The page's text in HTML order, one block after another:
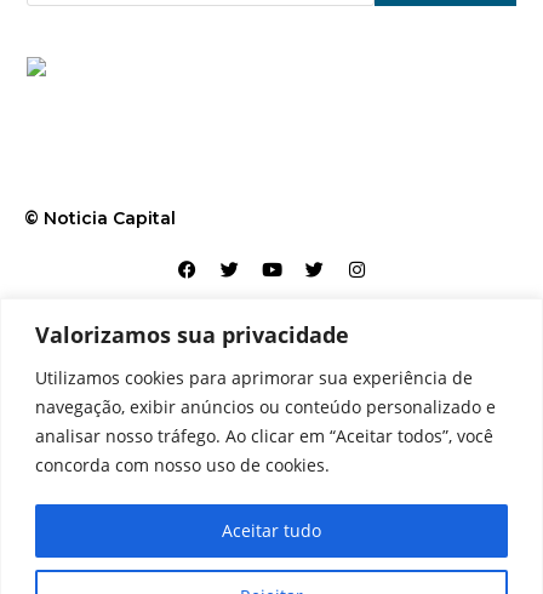
Valorizamos sua privacidade
Utilizamos cookies para aprimorar sua experiência de
navegação, exibir anúncios ou conteúdo personalizado e
analisar nosso tráfego. Ao clicar em “Aceitar todos”, você
concorda com nosso uso de cookies.
Aceitar tudo
© Noticia Capital
Contato Home Aviso legal Configurações de cookies
Equipe Perfil Política de cookies Serviços